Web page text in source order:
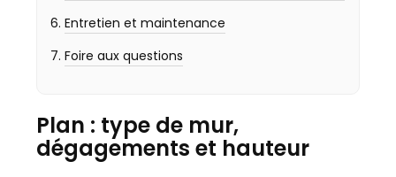
Entretien et maintenance
Foire aux questions
Plan : type de mur,
dégagements et hauteur